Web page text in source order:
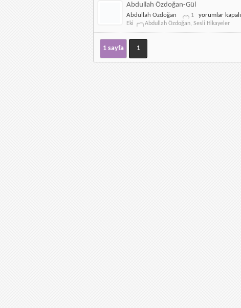
Abdullah Özdoğan-Gül
Abdullah Özdoğan 1
Abdullah
Özdoğan-
Gül
yorumlar kapalı
Eki
Abdullah Özdoğan, Sesli Hikayeler
1 sayfa 1